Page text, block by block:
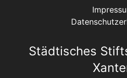
Städtisches